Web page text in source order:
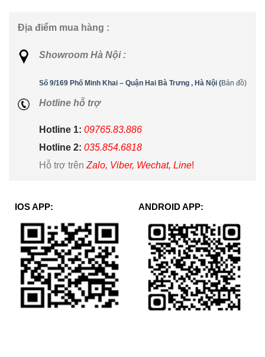
Địa điểm mua hàng :
Showroom Hà Nội :
Số 9/169 Phố Minh Khai – Quận Hai Bà Trưng , Hà Nội (Bản đồ)
Hotline hỗ trợ
Hotline 1: 09765.83.886
Hotline 2: 035.854.6818
Hỗ trợ trên Zalo, Viber, Wechat, Line!
IOS APP: ANDROID APP: